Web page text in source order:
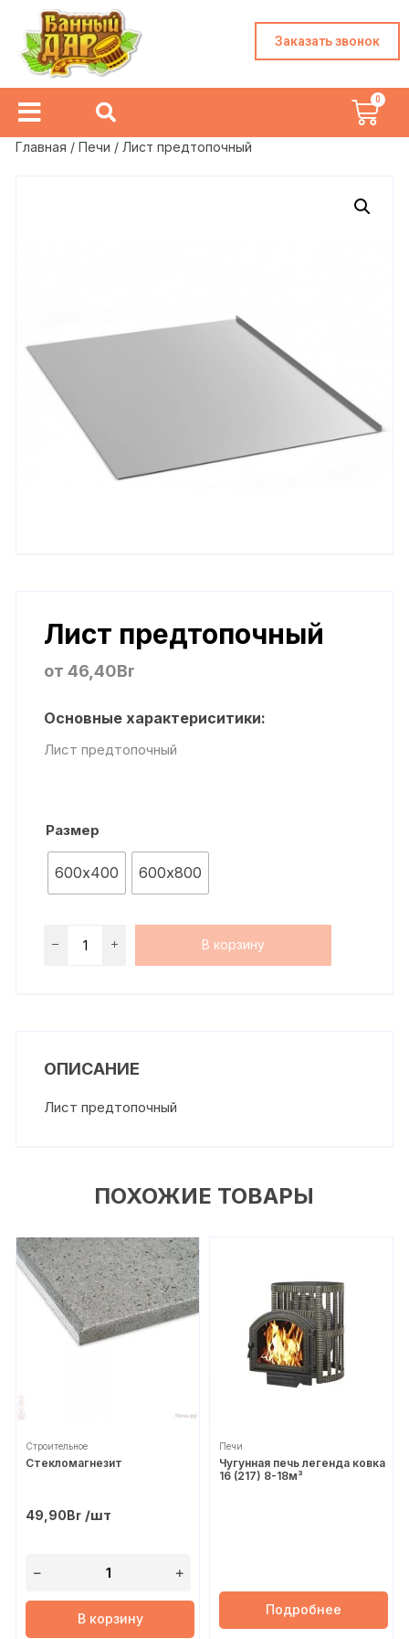
Заказать звонок
Главная /Печи / Лист предтопочный
Лист предтопочный
от46,40Br
Основные характериситики:
Лист предтопочный
Размер
600х400 600х800
В корзину
ОПИСАНИЕ
Лист предтопочный
ПОХОЖИЕ ТОВАРЫ
Строительное
Стекломагнезит
49,90Br /шт
В корзину
Печи
Чугунная печь легенда ковка
16 (217) 8-18м³
Подробнее